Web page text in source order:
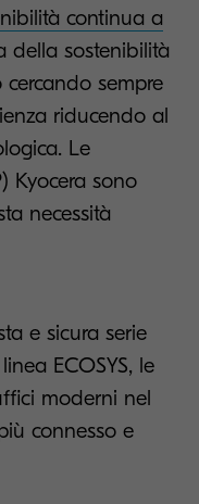
continua a
della sostenibilità
sempre
riducendo al
Le
Kyocera sono
necessità
e sicura serie
ECOSYS, le
moderni nel
connesso e